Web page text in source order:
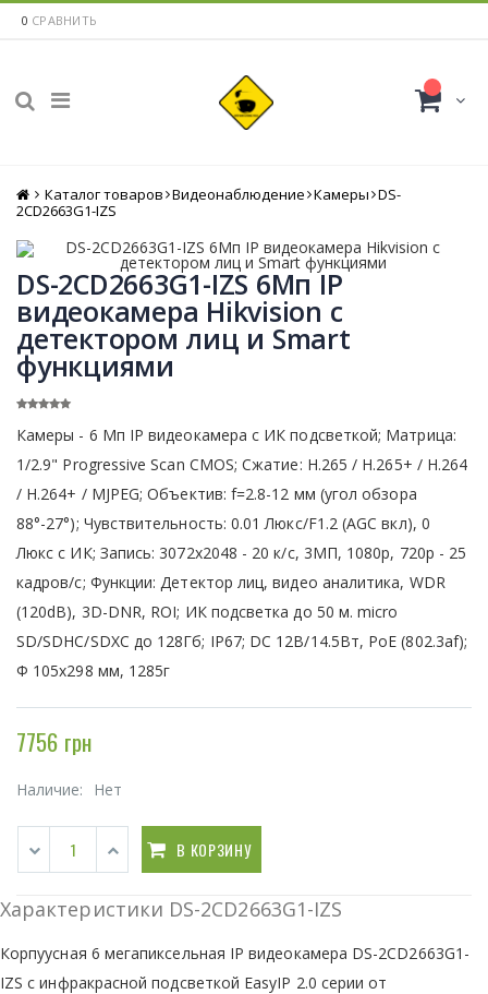
0 СРАВНИТЬ
Главная
Каталог товаров Видеонаблюдение Камеры DS-
2CD2663G1-IZS
DS-2CD2663G1-IZS 6Мп IP
видеокамера Hikvision c
детектором лиц и Smart
функциями
Камеры - 6 Мп IP видеокамера с ИК подсветкой; Матрица:
1/2.9" Progressive Scan CMOS; Сжатие: Н.265 / Н.265+ / H.264
/ H.264+ / MJPEG; Объектив: f=2.8-12 мм (угол обзора
88°-27°); Чувствительность: 0.01 Люкс/F1.2 (AGC вкл), 0
Люкс с ИК; Запись: 3072x2048 - 20 к/с, 3МП, 1080р, 720р - 25
кадров/с; Функции: Детектор лиц, видео аналитика, WDR
(120dB), 3D-DNR, ROI; ИК подсветка до 50 м. micro
SD/SDHC/SDXC до 128Гб; IP67; DC 12В/14.5Вт, PoE (802.3af);
Ф 105х298 мм, 1285г
7756 грн
Наличие: Нет
В КОРЗИНУ
Характеристики DS-2CD2663G1-IZS
Корпуусная 6 мегапиксельная IP видеокамера DS-2CD2663G1-
IZS с инфракрасной подсветкой EasyIP 2.0 серии от